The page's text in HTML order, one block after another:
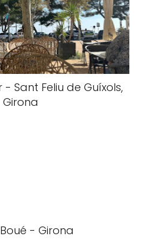
Sant Feliu de Guíxols,
Girona
- Girona